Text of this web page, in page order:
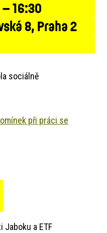
16:30
8, Praha 2
sociálně
při práci se
a ETF